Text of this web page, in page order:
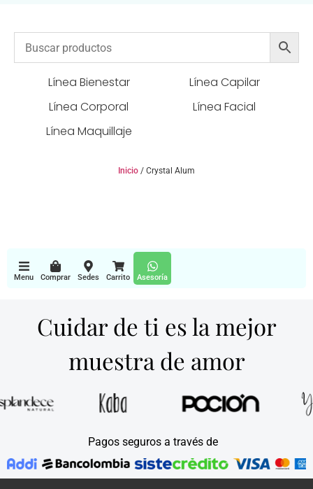
Línea Bienestar
Línea Capilar
Línea Corporal
Línea Facial
Línea Maquillaje
Inicio / Crystal Alum
Menu Comprar Sedes Carrito Asesoría
Cuidar de ti es la mejor
muestra de amor
Pagos seguros a través de